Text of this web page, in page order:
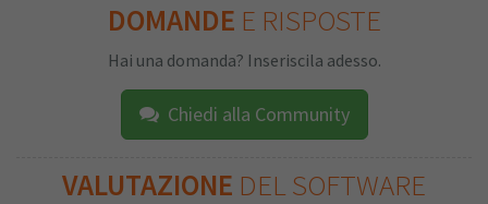
DOMANDE E RISPOSTE
Hai una domanda? Inseriscila adesso.
Chiedi alla Community
VALUTAZIONE DEL SOFTWARE